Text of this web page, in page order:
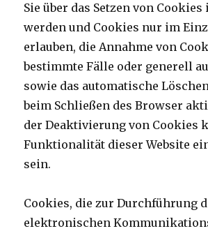
Sie über das Setzen von
werden und Cookies nur im
erlauben, die Annahme von
bestimmte Fälle oder generell
sowie das automatische
beim Schließen des Browser
der Deaktivierung von Cookies
Funktionalität dieser Website
sein.
Cookies, die zur Durchführung
elektronischen